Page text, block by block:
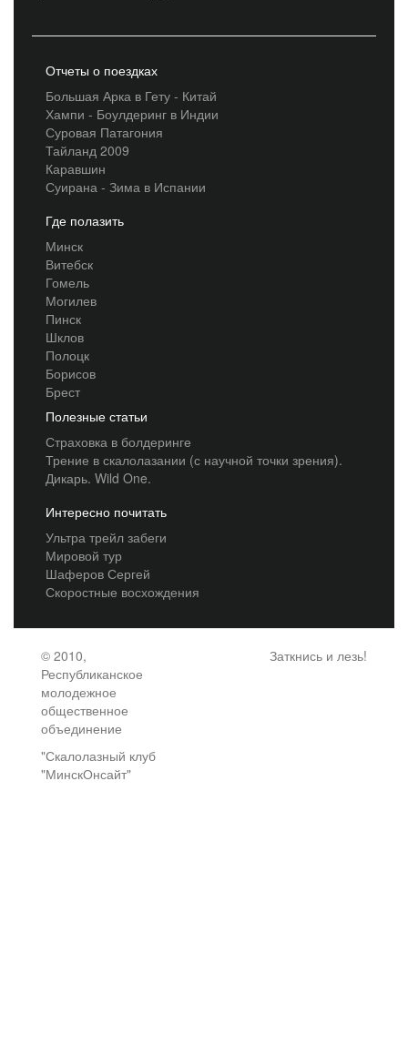
Отчеты о поездках
Большая Арка в Гету - Китай
Хампи - Боулдеринг в Индии
Суровая Патагония
Тайланд 2009
Каравшин
Суирана - Зима в Испании
Где полазить
Минск
Витебск
Гомель
Могилев
Пинск
Шклов
Полоцк
Борисов
Брест
Полезные статьи
Страховка в болдеринге
Трение в скалолазании (с научной точки зрения).
Дикарь. Wild One.
Интересно почитать
Ультра трейл забеги
Мировой тур
Шаферов Сергей
Скоростные восхождения
© 2010,
Республиканское
молодежное
общественное
объединение
"Скалолазный клуб
"МинскОнсайт"
Заткнись и лезь!